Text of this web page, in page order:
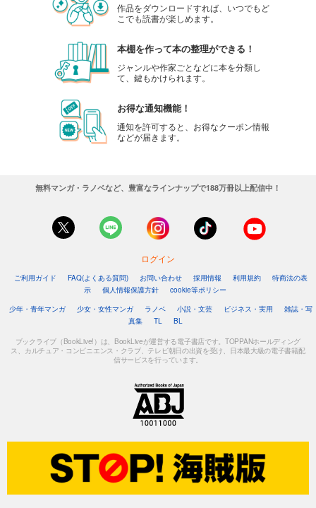
作品をダウンロードすれば、いつでもど
こでも読書が楽しめます。
本棚を作って本の整理ができる！
ジャンルや作家ごとなどに本を分類し
て、鍵もかけられます。
お得な通知機能！
通知を許可すると、お得なクーポン情報
などが届きます。
無料マンガ・ラノベなど、豊富なラインナップで188万冊以上配信中！
ログイン
ご利用ガイド FAQ(よくある質問) お問い合わせ 採用情報 利用規約
特商法の表
示
個人情報保護方針
cookie等ポリシー
少年・青年マンガ
少女・女性マンガ ラノベ 小説・文芸 ビジネス・実用
雑誌・写
真集
TL BL
ブックライブ（BookLive!）は、BookLiveが運営する電子書店です。TOPPANホールディング
ス、カルチュア・コンビニエンス・クラブ、テレビ朝日の出資を受け、日本最大級の電子書籍配
信サービスを行っています。